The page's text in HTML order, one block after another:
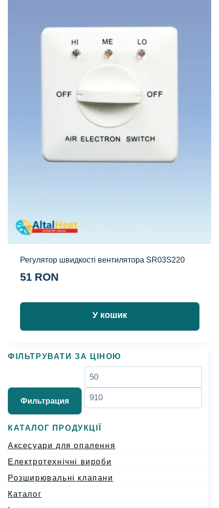
Регулятор швидкості вентилятора SR03S220
51 RON
У кошик
ФІЛЬТРУВАТИ ЗА ЦІНОЮ
Минимальная
цена
Фильтрация
КАТАЛОГ ПРОДУКЦІЇ
Аксесуари для опалення
Електротехнічні вироби
Розширювальні клапани
Каталог